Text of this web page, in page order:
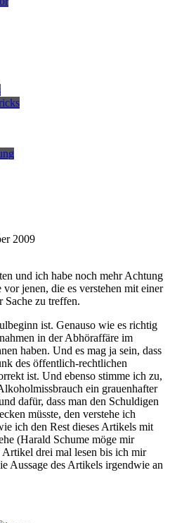
2009
und ich habe noch mehr Achtung
jenen, die es verstehen mit einer
zu treffen.
ist. Genauso wie es richtig
in der Abhöraffäre im
haben. Und es mag ja sein, dass
des öffentlich-rechtlichen
ist. Und ebenso stimme ich zu,
ein grauenhafter
dafür, dass man den Schuldigen
müsste, den verstehe ich
ich den Rest dieses Artikels mit
(Harald Schume möge mir
Artikel drei mal lesen bis ich mir
Aussage des Artikels irgendwie an